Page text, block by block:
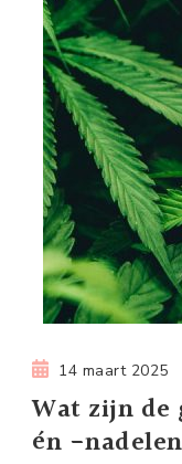
14 maart 2025
Wat zijn de
én -